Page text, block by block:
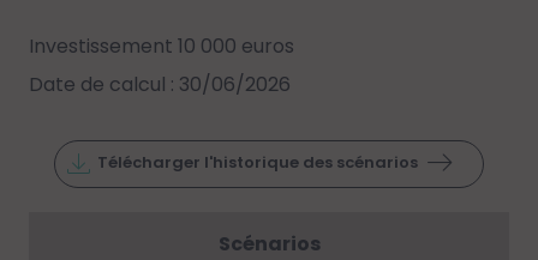
Investissement 10 000 euros
Date de calcul : 30/06/2026
Télécharger l'historique des scénarios
Scénarios